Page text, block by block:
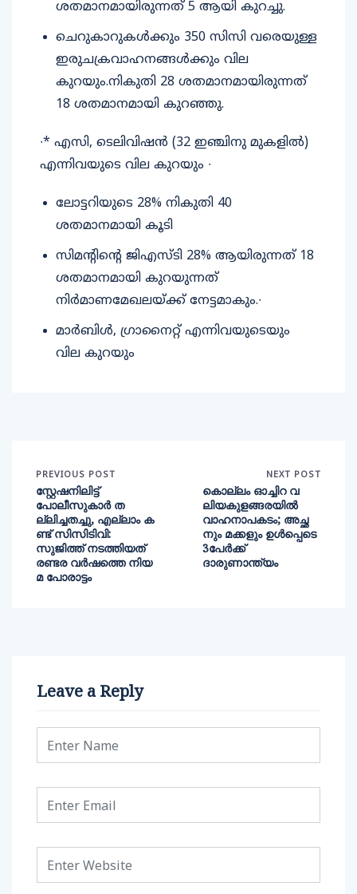
ശതമാനമായിരുന്നത് 5 ആയി കുറച്ചു.
ചെറുകാറുകൾക്കും 350 സിസി വരെയുള്ള
ഇരുചക്രവാഹനങ്ങൾക്കും വില
കുറയും.നികുതി 28 ശതമാനമായിരുന്നത്
18 ശതമാനമായി കുറഞ്ഞു.
∙* എസി, ടെലിവിഷൻ (32 ഇഞ്ചിനു മുകളിൽ)
എന്നിവയുടെ വില കുറയും ∙
ലോട്ടറിയുടെ 28% നികുതി 40
ശതമാനമായി കൂടി
സിമന്റിന്റെ ജിഎസ്ടി 28% ആയിരുന്നത് 18
ശതമാനമായി കുറയുന്നത്
നിർമാണമേഖലയ്ക്ക് നേട്ടമാകും.∙
മാർബിൾ, ഗ്രാനൈറ്റ് എന്നിവയുടെയും
വില കുറയും
PREVIOUS POST
സ്റ്റേഷനിലിട്ട്
പോലീസുകാർ ത
ല്ലിച്ചതച്ചു, എല്ലാം ക
ണ്ട് സിസിടിവി:
സുജിത്ത് നടത്തിയത്
രണ്ടര വർഷത്തെ നിയ
മ പോരാട്ടം
NEXT POST
കൊല്ലം ഓച്ചിറ വ
ലിയകുളങ്ങരയില്‍
വാഹനാപകടം; അച്ഛ
നും മക്കളും ഉള്‍പ്പെടെ
3പേര്‍ക്ക്
ദാരുണാന്ത്യം
Leave a Reply